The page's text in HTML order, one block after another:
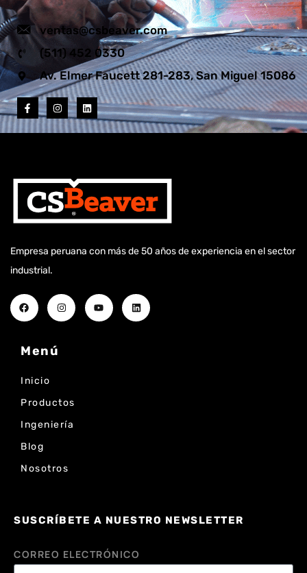
ventas@csbeaver.com
(511) 452 0330
Av. Elmer Faucett 281-283, San Miguel 15086
Empresa peruana con más de 50 años de experiencia en el sector
industrial.
Menú
Inicio
Productos
Ingeniería
Blog
Nosotros
SUSCRÍBETE A NUESTRO NEWSLETTER
CORREO ELECTRÓNICO